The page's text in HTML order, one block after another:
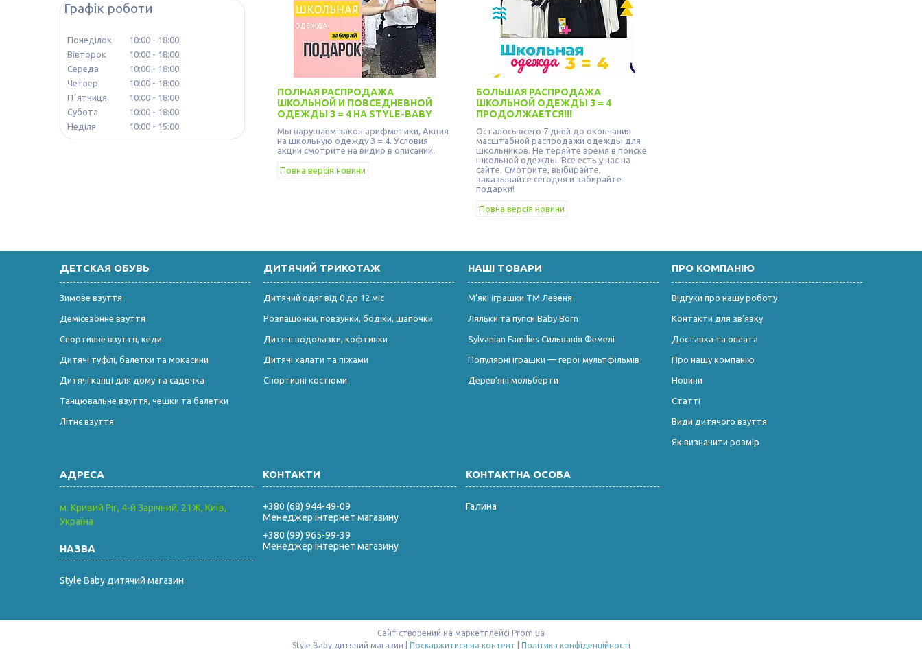
ПОЛНАЯ РАСПРОДАЖА
ШКОЛЬНОЙ И ПОВСЕДНЕВНОЙ
ОДЕЖДЫ 3 = 4 НА STYLE-BABY
Мы нарушаем закон арифметики, Акция
на школьную одежду 3 = 4. Условия
акции смотрите на видио в описании.
Повна версія новини
БОЛЬШАЯ РАСПРОДАЖА
ШКОЛЬНОЙ ОДЕЖДЫ 3 = 4
ПРОДОЛЖАЕТСЯ!!!
Осталось всего 7 дней до окончания
масштабной распродажи одежды для
школьников. Не теряйте время в поиске
школьной одежды. Все есть у нас на
сайте. Смотрите, выбирайте,
заказывайте сегодня и забирайте
подарки!
Повна версія новини
Графік роботи
Понеділок 10:00
18:00
Вівторок
10:00
18:00
Середа
10:00
18:00
Четвер
10:00
18:00
Пʼятниця
10:00
18:00
Субота
10:00
18:00
Неділя
10:00 15:00
ДЕТСКАЯ ОБУВЬ
Зимове взуття
Демісезонне взуття
Спортивне взуття, кеди
Дитячі туфлі, балетки та мокасини
Дитячі капці для дому та садочка
Танцювальне взуття, чешки та балетки
Літнє взуття
ДИТЯЧИЙ ТРИКОТАЖ
Дитячий одяг від 0 до 12 міс
Розпашонки, повзунки, бодіки, шапочки
Дитячі водолазки, кофтинки
Дитячі халати та піжами
Спортивні костюми
НАШІ ТОВАРИ
М’які іграшки ТМ Левеня
Ляльки та пупси Baby Born
Sylvanian Families Сильванія Фемелі
Популярні іграшки — герої мультфільмів
Дерев’яні мольберти
ПРО КОМПАНІЮ
Відгуки про нашу роботу
Контакти для зв’язку
Доставка та оплата
Про нашу компанію
Новини
Статті
Види дитячого взуття
Як визначити розмір
м. Кривий Ріг, 4-й Зарічний, 21Ж, Київ,
Україна
Style Baby дитячий магазин
+380 (68) 944-49-09
Менеджер інтернет магазину
+380 (99) 965-99-39
Менеджер інтернет магазину
Галина
Сайт створений на маркетплейсі Prom.ua
Поскаржитися на контент Політика конфіденційності